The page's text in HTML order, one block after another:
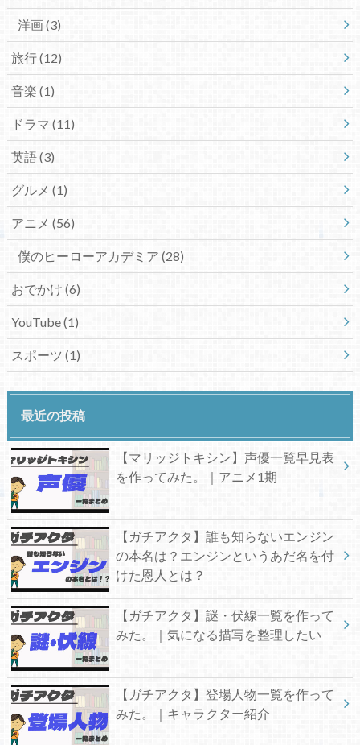
洋画(3)
旅行(12)
音楽 (1)
ドラマ (11)
英語(3)
グルメ (1)
アニメ (56)
僕のヒーローアカデミア (28)
おでかけ (6)
YouTube(1)
スポーツ (1)
最近の投稿
【マリッジトキシン】声優一覧早見表
を作ってみた。｜アニメ1期
【ガチアクタ】誰も知らないエンジン
の本名は？エンジンというあだ名を付
けた恩人とは？
【ガチアクタ】謎・伏線一覧を作って
みた。｜気になる描写を整理したい
【ガチアクタ】登場人物一覧を作って
みた。｜キャラクター紹介